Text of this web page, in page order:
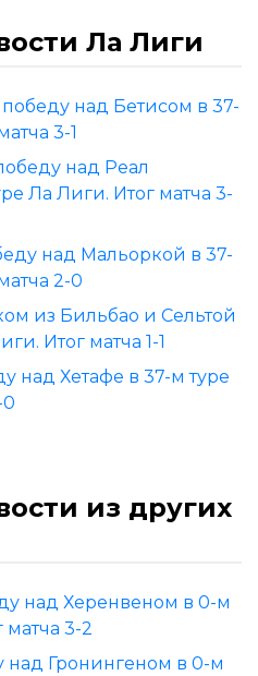
Ла Лиги
над Бетисом в 37-
3-1
над Реал
Ла Лиги. Итог матча 3-
над Мальоркой в 37-
2-0
из Бильбао и Сельтой
Итог матча 1-1
над Хетафе в 37-м туре
0
из других
над Херенвеном в 0-м
матча 3-2
над Гронингеном в 0-м